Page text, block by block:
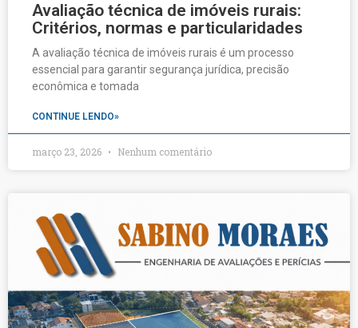
Avaliação técnica de imóveis rurais:
Critérios, normas e particularidades
A avaliação técnica de imóveis rurais é um processo
essencial para garantir segurança jurídica, precisão
econômica e tomada
CONTINUE LENDO»
março 23, 2026 Nenhum comentário